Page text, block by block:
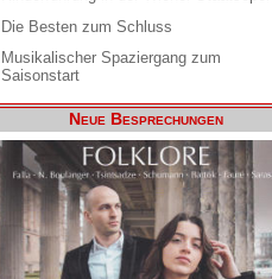
Die Besten zum Schluss
Musikalischer Spaziergang zum
Saisonstart
Neue Besprechungen